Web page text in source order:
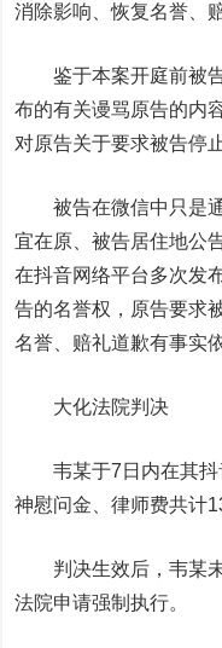
消除影响、恢复名誉、
鉴于本案开庭前被告
布的有关谩骂原告的内
对原告关于要求被告停
被告在微信中只是通
宜在原、被告居住地公
在抖音网络平台多次发
告的名誉权，原告要求
名誉、赔礼道歉有事实
大化法院判决
韦某于7日内在其
神慰问金、律师费共计
判决生效后，韦某未
法院申请强制执行。